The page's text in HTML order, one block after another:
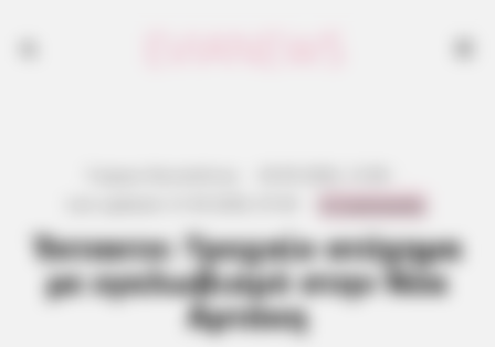
Έκτακτο: Τροχαίο ατύχημα
με εγκλωβισμό στην Νέα
Αρτάκη